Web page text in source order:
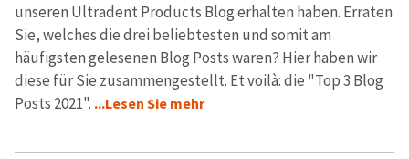
unseren Ultradent Products Blog erhalten haben. Erraten
Sie, welches die drei beliebtesten und somit am
häufigsten gelesenen Blog Posts waren? Hier haben wir
diese für Sie zusammengestellt. Et voilà: die "Top 3 Blog
Posts 2021". ...Lesen Sie mehr